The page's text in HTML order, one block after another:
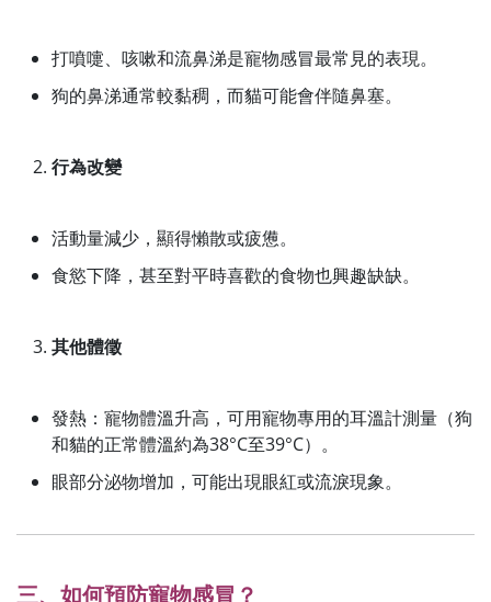
打噴嚏、咳嗽和流鼻涕是寵物感冒最常見的表現。
狗的鼻涕通常較黏稠，而貓可能會伴隨鼻塞。
行為改變
活動量減少，顯得懶散或疲憊。
食慾下降，甚至對平時喜歡的食物也興趣缺缺。
其他體徵
發熱：寵物體溫升高，可用寵物專用的耳溫計測量（狗
和貓的正常體溫約為38°C至39°C）。
眼部分泌物增加，可能出現眼紅或流淚現象。
三、如何預防寵物感冒？